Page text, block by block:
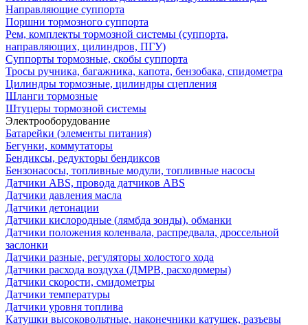
Направляющие суппорта
Поршни тормозного суппорта
Рем, комплекты тормозной системы (суппорта,
направляющих, цилиндров, ПГУ)
Суппорты тормозные, скобы суппорта
Тросы ручника, багажника, капота, бензобака, спидометра
Цилиндры тормозные, цилиндры сцепления
Шланги тормозные
Штуцеры тормозной системы
Электрооборудование
Батарейки (элементы питания)
Бегунки, коммутаторы
Бендиксы, редукторы бендиксов
Бензонасосы, топливные модули, топливные насосы
Датчики ABS, провода датчиков ABS
Датчики давления масла
Датчики детонации
Датчики кислородные (лямбда зонды), обманки
Датчики положения коленвала, распредвала, дроссельной
заслонки
Датчики разные, регуляторы холостого хода
Датчики расхода воздуха (ДМРВ, расходомеры)
Датчики скорости, смидометры
Датчики температуры
Датчики уровня топлива
Катушки высоковольтные, наконечники катушек, разъевы